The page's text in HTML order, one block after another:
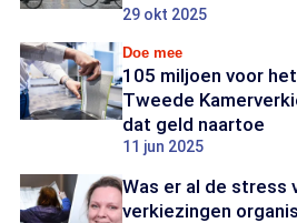
29 okt 2025
Doe mee
105 miljoen voor
Tweede
dat geld naartoe
11 jun 2025
Was er al de stress
verkiezingen